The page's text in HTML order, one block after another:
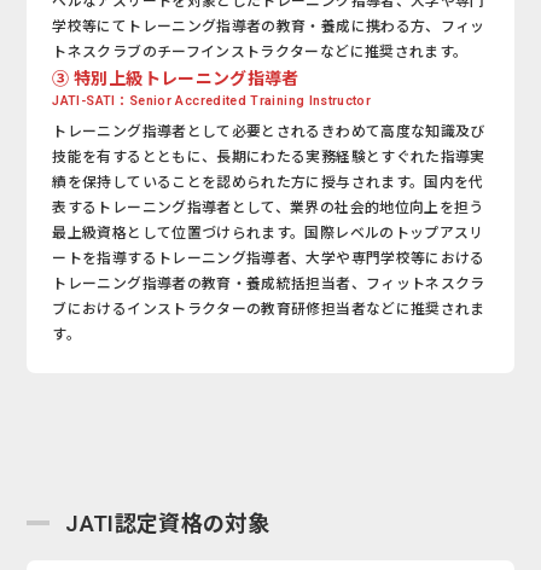
学校等にてトレーニング指導者の教育・養成に携わる方、フィッ
トネスクラブのチーフインストラクターなどに推奨されます。
③ 特別上級トレーニング指導者
JATI-SATI：Senior Accredited Training Instructor
トレーニング指導者として必要とされるきわめて高度な知識及び
技能を有するとともに、長期にわたる実務経験とすぐれた指導実
績を保持していることを認められた方に授与されます。国内を代
表するトレーニング指導者として、業界の社会的地位向上を担う
最上級資格として位置づけられます。国際レベルのトップアスリ
ートを指導するトレーニング指導者、大学や専門学校等における
トレーニング指導者の教育・養成統括担当者、フィットネスクラ
ブにおけるインストラクターの教育研修担当者などに推奨されま
す。
JATI認定資格の対象